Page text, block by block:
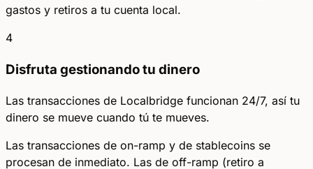
gastos y retiros a tu cuenta local.
4
Disfruta gestionando tu dinero
Las transacciones de Localbridge funcionan 24/7, así tu
dinero se mueve cuando tú te mueves.
Las transacciones de on-ramp y de stablecoins se
procesan de inmediato. Las de off-ramp (retiro a